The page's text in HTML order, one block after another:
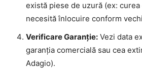
există piese de uzură (ex:
necesită înlocuire conform
Verificare Garanție: Vezi data
garanția comercială sau cea
Adagio).